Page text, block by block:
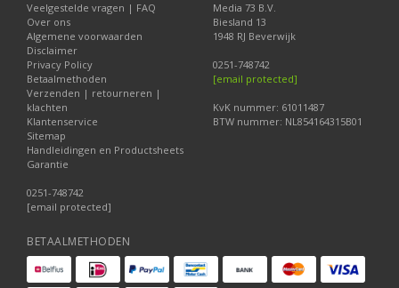
Veelgestelde vragen | FAQ
Over ons
Algemene voorwaarden
Disclaimer
Privacy Policy
Betaalmethoden
Verzenden | retourneren |
klachten
Klantenservice
Sitemap
Handleidingen en Productsheets
Garantie
0251-748742
[email protected]
Media 73 B.V.
Biesland 13
1948 RJ Beverwijk
0251-748742
[email protected]
KvK nummer: 61011487
BTW nummer: NL854164315B01
BETAALMETHODEN